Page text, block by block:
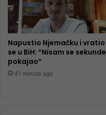
Napustio Njemačku i vratio
se u BiH: “Nisam se sekunde
pokajao”
41 minuta ago